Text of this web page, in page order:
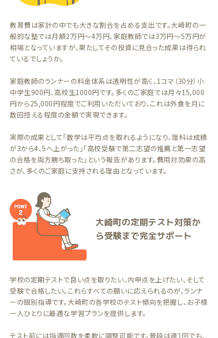
教育費は家計の中でも大きな割合を占める支出です。大崎町の一
般的な塾では月額2万円〜4万円、家庭教師では3万円〜5万円が
相場となっていますが、果たしてその投資に見合った成果は得られ
ているでしょうか。
家庭教師のランナーの料金体系は透明性が高く、1コマ（30分）小
中学生900円、高校生1000円です。多くのご家庭では月々15,000
円から25,000円程度でご利用いただいており、これは外食を月に
数回控える程度の金額で実現できます。
実際の成果として「数学は平均点を取れるようになり、理科は成績
が3から4、5へ上がった」「高校受験で第二志望の推薦と第一志望
の合格を両方勝ち取った」という報告があります。費用対効果の高
さが、多くのご家庭に支持される理由となっています。
大崎町の定期テスト対策か
ら受験まで完全サポート
学校の定期テストで良い点を取りたい、内申点を上げたい、そして
受験で合格したい。これらすべての願いに応えられるのが、ランナ
ーの個別指導です。大崎町の各学校のテスト傾向を把握し、お子様
一人ひとりに最適な学習プランを提供します。
テスト前には指導回数を柔軟に調整可能です。普段は週1回でも、